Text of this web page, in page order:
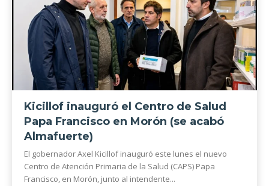
Kicillof inauguró el Centro de Salud
Papa Francisco en Morón (se acabó
Almafuerte)
El gobernador Axel Kicillof inauguró este lunes el nuevo
Centro de Atención Primaria de la Salud (CAPS) Papa
Francisco, en Morón, junto al intendente...